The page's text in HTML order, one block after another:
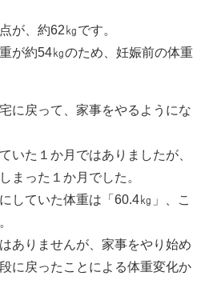
が、約62㎏です。
が約54㎏のため、妊娠前の体重
に戻って、家事をやるようにな
いた１か月ではありましたが、
まった１か月でした。
していた体重は「60.4㎏」、こ
ありませんが、家事をやり始め
に戻ったことによる体重変化か